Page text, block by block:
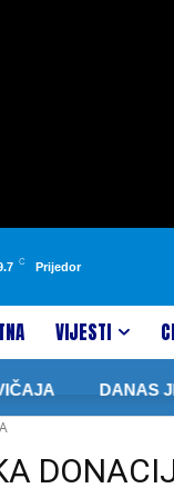
C Prijedor
VIJESTI
DANAS